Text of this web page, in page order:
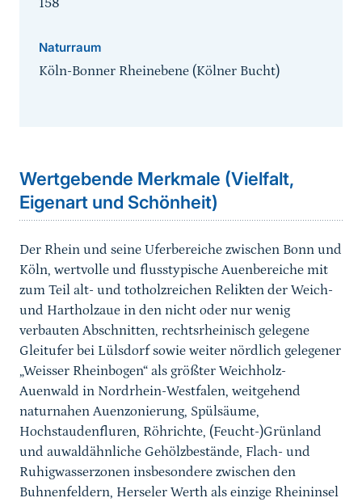
158
Naturraum
Köln-Bonner Rheinebene (Kölner Bucht)
Wertgebende Merkmale (Vielfalt,
Eigenart und Schönheit)
Der Rhein und seine Uferbereiche zwischen Bonn und
Köln, wertvolle und flusstypische Auenbereiche mit
zum Teil alt- und totholzreichen Relikten der Weich-
und Hartholzaue in den nicht oder nur wenig
verbauten Abschnitten, rechtsrheinisch gelegene
Gleitufer bei Lülsdorf sowie weiter nördlich gelegener
„Weisser Rheinbogen“ als größter Weichholz-
Auenwald in Nordrhein-Westfalen, weitgehend
naturnahen Auenzonierung, Spülsäume,
Hochstaudenfluren, Röhrichte, (Feucht-)Grünland
und auwaldähnliche Gehölzbestände, Flach- und
Ruhigwasserzonen insbesondere zwischen den
Buhnenfeldern, Herseler Werth als einzige Rheininsel